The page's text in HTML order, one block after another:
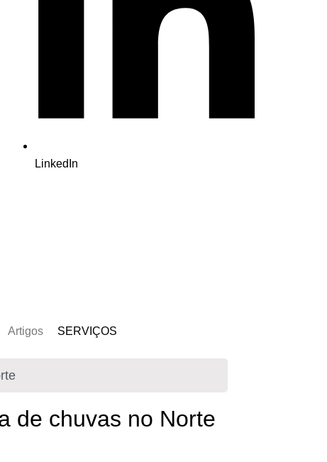
LinkedIn
Artigos SERVIÇOS
Usina de Locação
de chuvas no Norte